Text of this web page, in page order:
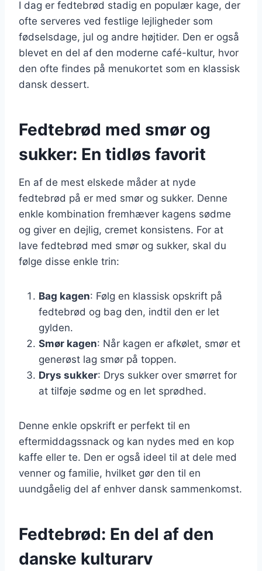
I dag er fedtebrød stadig en populær kage, der
ofte serveres ved festlige lejligheder som
fødselsdage, jul og andre højtider. Den er også
blevet en del af den moderne café-kultur, hvor
den ofte findes på menukortet som en klassisk
dansk dessert.
Fedtebrød med smør og
sukker: En tidløs favorit
En af de mest elskede måder at nyde
fedtebrød på er med smør og sukker. Denne
enkle kombination fremhæver kagens sødme
og giver en dejlig, cremet konsistens. For at
lave fedtebrød med smør og sukker, skal du
følge disse enkle trin:
Bag kagen: Følg en klassisk opskrift på
fedtebrød og bag den, indtil den er let
gylden.
Smør kagen: Når kagen er afkølet, smør et
generøst lag smør på toppen.
Drys sukker: Drys sukker over smørret for
at tilføje sødme og en let sprødhed.
Denne enkle opskrift er perfekt til en
eftermiddagssnack og kan nydes med en kop
kaffe eller te. Den er også ideel til at dele med
venner og familie, hvilket gør den til en
uundgåelig del af enhver dansk sammenkomst.
Fedtebrød: En del af den
danske kulturarv